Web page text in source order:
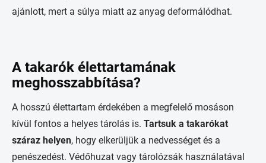
ajánlott, mert a súlya miatt az anyag deformálódhat.
A takarók élettartamának
meghosszabbítása?
A hosszú élettartam érdekében a megfelelő mosáson
kívül fontos a helyes tárolás is. Tartsuk a takarókat
száraz helyen, hogy elkerüljük a nedvességet és a
penészedést. Védőhuzat vagy tárolózsák használatával